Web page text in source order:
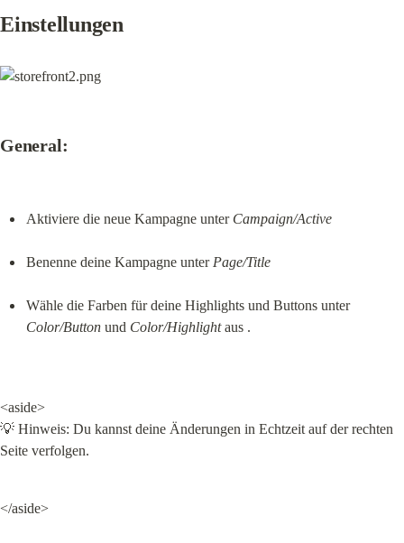
Einstellungen
General:
Aktiviere die neue Kampagne unter Campaign/Active
Benenne deine Kampagne unter Page/Title
Wähle die Farben für deine Highlights und Buttons unter
Color/Button und Color/Highlight aus .
<aside>
💡 Hinweis: Du kannst deine Änderungen in Echtzeit auf der rechten
Seite verfolgen.
</aside>